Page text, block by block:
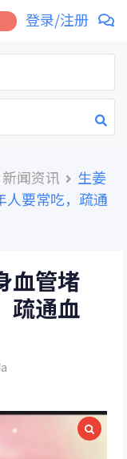
登录/注册
新闻资讯
生姜
人要常吃，疏通
血管堵
疏通血